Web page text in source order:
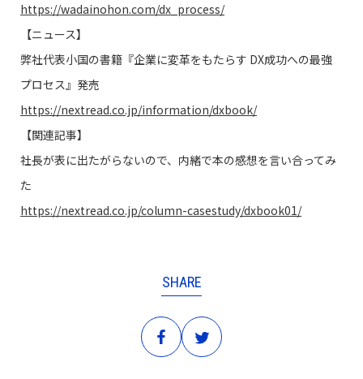
https://wadainohon.com/dx_process/
【ニュース】
弊社代表小国の書籍『企業に変革をもたらす DX成功への最強
プロセス』発売
https://nextread.co.jp/information/dxbook/
【関連記事】
社長が表に出たがらないので、内緒で本の感想を言い合ってみ
た
https://nextread.co.jp/column-casestudy/dxbook01/
SHARE